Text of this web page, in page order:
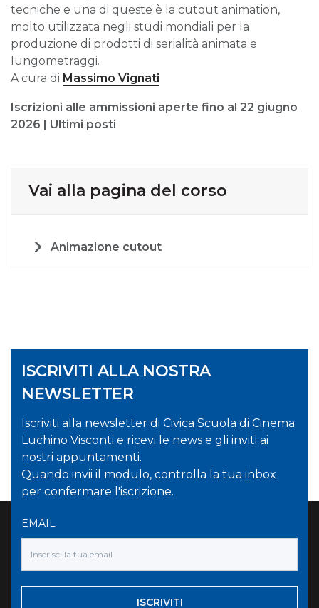
tecniche e una di queste è la cutout animation,
molto utilizzata negli studi mondiali per la
produzione di prodotti di serialità animata e
lungometraggi.
A cura di Massimo Vignati
Iscrizioni alle ammissioni aperte fino al 22 giugno
2026 | Ultimi posti
Vai alla pagina del corso
Animazione cutout
ISCRIVITI ALLA NOSTRA
NEWSLETTER
Iscriviti alla newsletter di Civica Scuola di Cinema
Luchino Visconti e ricevi le news e gli inviti ai
nostri appuntamenti.
Quando invii il modulo, controlla la tua inbox
per confermare l'iscrizione.
EMAIL
ISCRIVITI